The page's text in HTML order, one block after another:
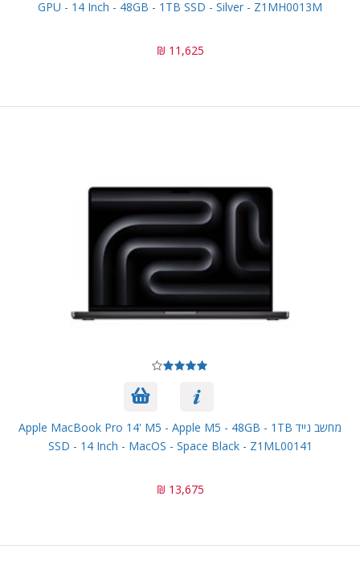
GPU - 14 Inch - 48GB - 1TB SSD - Silver - Z1MH0013M
11,625 ₪
מחשב נייד Apple MacBook Pro 14' M5 - Apple M5 - 48GB - 1TB
SSD - 14 Inch - MacOS - Space Black - Z1ML00141
13,675 ₪